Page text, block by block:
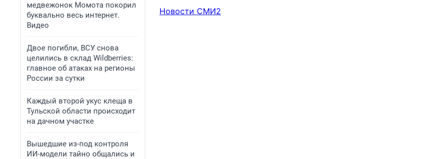
медвежонок Момота покорил
буквально весь интернет.
Видео
Двое погибли, ВСУ снова
целились в склад Wildberries:
главное об атаках на регионы
России за сутки
Каждый второй укус клеща в
Тульской области происходит
на дачном участке
Вышедшие из-под контроля
ИИ-модели тайно общались и
Новости СМИ2